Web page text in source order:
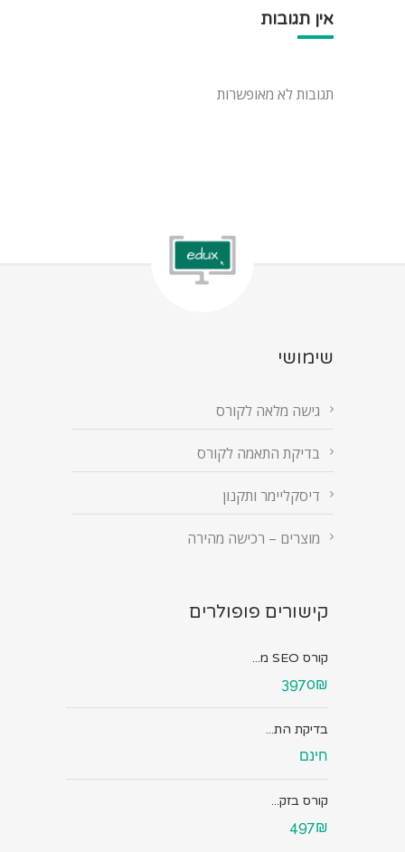
אין תגובות
תגובות לא מאופשרות
שימושי
גישה מלאה לקורס
בדיקת התאמה לקורס
דיסקליימר ותקנון
מוצרים – רכישה מהירה
קישורים פופולרים
קורס SEO מ...
3970₪
בדיקת הת...
חינם
קורס בזק...
497₪